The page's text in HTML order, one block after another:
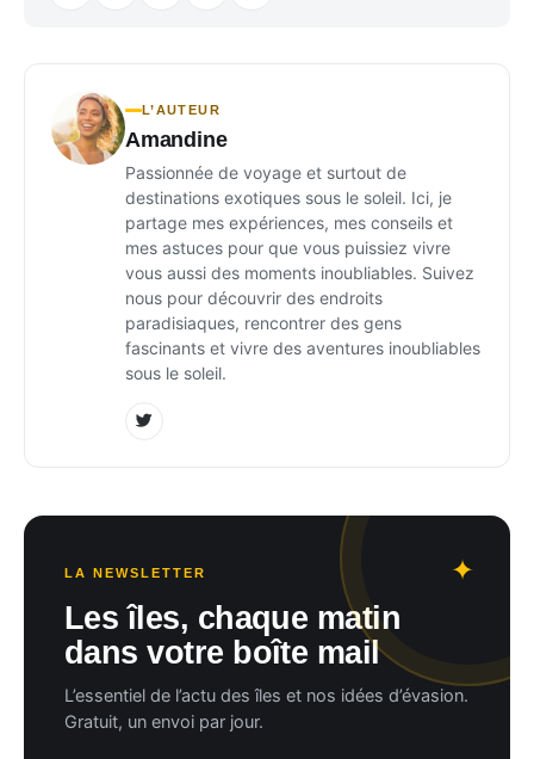
L’AUTEUR
Amandine
Passionnée de voyage et surtout de
destinations exotiques sous le soleil. Ici, je
partage mes expériences, mes conseils et
mes astuces pour que vous puissiez vivre
vous aussi des moments inoubliables. Suivez
nous pour découvrir des endroits
paradisiaques, rencontrer des gens
fascinants et vivre des aventures inoubliables
sous le soleil.
LA NEWSLETTER
Les îles, chaque matin
dans votre boîte mail
L’essentiel de l’actu des îles et nos idées d’évasion.
Gratuit, un envoi par jour.